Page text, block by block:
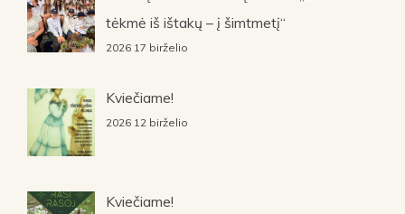
tėkmė iš ištakų – į šimtmetį“
2026 17 birželio
Kviečiame!
2026 12 birželio
Kviečiame!